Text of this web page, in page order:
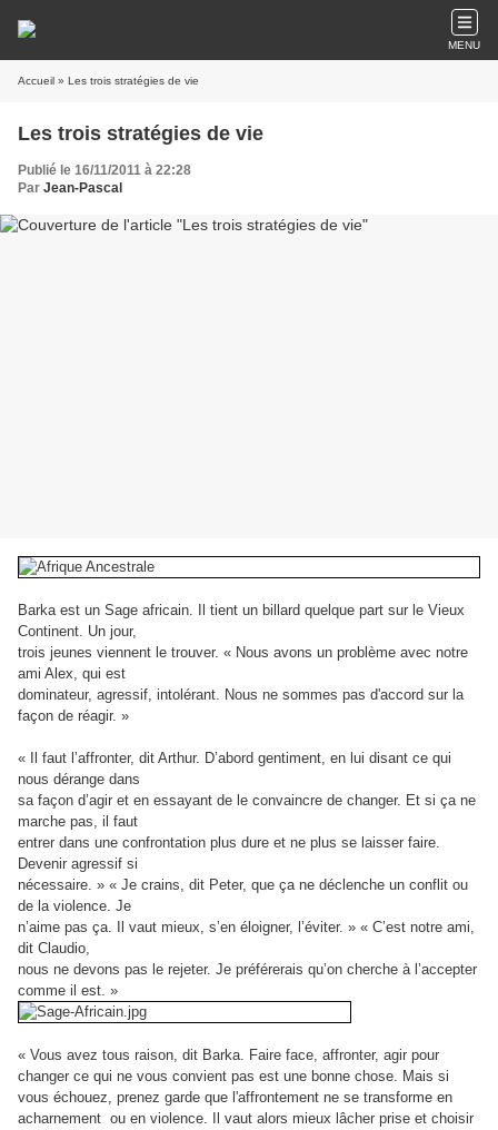
MENU
Accueil » Les trois stratégies de vie
Les trois stratégies de vie
Publié le 16/11/2011 à 22:28
Par Jean-Pascal
Barka est un Sage africain. Il tient un billard quelque part sur le Vieux
Continent. Un jour,
trois jeunes viennent le trouver. « Nous avons un problème avec notre
ami Alex, qui est
dominateur, agressif, intolérant. Nous ne sommes pas d'accord sur la
façon de réagir. »
« Il faut l’affronter, dit Arthur. D’abord gentiment, en lui disant ce qui
nous dérange dans
sa façon d’agir et en essayant de le convaincre de changer. Et si ça ne
marche pas, il faut
entrer dans une confrontation plus dure et ne plus se laisser faire.
Devenir agressif si
nécessaire. » « Je crains, dit Peter, que ça ne déclenche un conflit ou
de la violence. Je
n’aime pas ça. Il vaut mieux, s’en éloigner, l’éviter. » « C’est notre ami,
dit Claudio,
nous ne devons pas le rejeter. Je préférerais qu’on cherche à l’accepter
comme il est. »
« Vous avez tous raison, dit Barka. Faire face, affronter, agir pour
changer ce qui ne vous convient pas est une bonne chose. Mais si
vous échouez, prenez garde que l'affrontement ne se transforme en
acharnement ou en violence. Il vaut alors mieux lâcher prise et choisir